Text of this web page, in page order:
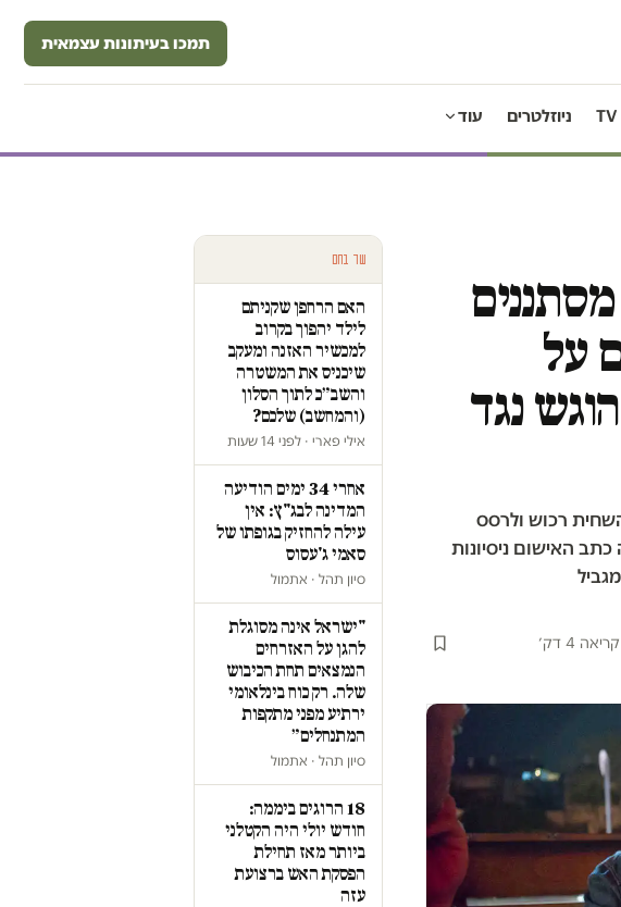
תמכו בעיתונות עצמאית
ניוזלטרים עוד
על
נגד
רכוש ולרסס
האישום ניסיונות
4 דק׳
עוד בחם
האם הרחפן שקניתם
לילד יהפוך בקרוב
למכשיר האזנה ומעקב
שיכניס את המשטרה
והשב״כ לתוך הסלון
(והמחשב) שלכם?
אילי פארי · לפני 14 שעות
אחרי 34 ימים הודיעה
המדינה לבג"ץ: אין
עילה להחזיק בגופתו של
סאמי ג'עסוס
סיון תהל · אתמול
"ישראל אינה מסוגלת
להגן על האזרחים
הנמצאים תחת הכיבוש
שלה. רק כוח בינלאומי
ירתיע מפני מתקפות
המתנחלים״
סיון תהל · אתמול
18 הרוגים ביממה:
חודש יולי היה הקטלני
ביותר מאז תחילת
הפסקת האש ברצועת
עזה